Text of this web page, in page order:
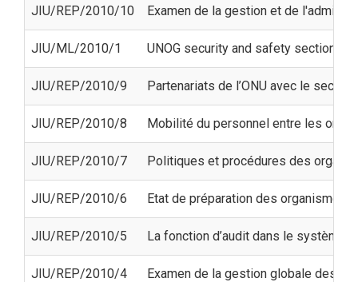
JIU/REP/2010/10 Examen de la gestion et de
JIU/ML/2010/1 UNOG security and safety section
JIU/REP/2010/9 Partenariats de l’ONU avec le
JIU/REP/2010/8 Mobilité du personnel entre les
JIU/REP/2010/7 Politiques et procédures des
JIU/REP/2010/6 Etat de préparation des organismes
JIU/REP/2010/5 La fonction d’audit dans le système
JIU/REP/2010/4 Examen de la gestion globale des